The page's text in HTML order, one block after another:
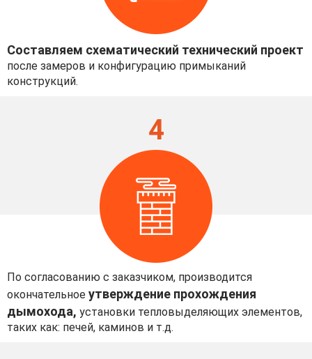
Составляем схематический технический проект
после замеров и конфигурацию примыканий
конструкций.
По согласованию с заказчиком, производится
окончательное утверждение прохождения
дымохода, установки тепловыделяющих элементов,
таких как: печей, каминов и т.д.
4